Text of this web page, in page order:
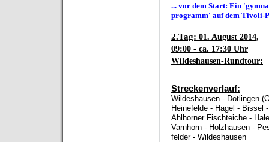
... vor dem Start: Ein
programm' auf dem Tivoli-
2.Tag: 01. August 2014,
09:00 - ca. 17:30 Uhr
Wildeshausen-Rundtour:
Streckenverlauf:
Wildeshausen - Dötlingen
Heinefelde - Hagel - Bissel
Ahlhorner Fischteiche -
Varnhorn - Holzhausen -
felder - Wildeshausen